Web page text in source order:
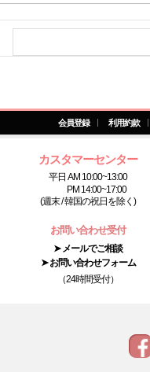
会員登録 利用約款
カスタマーセンター
平日 AM 10:00~13:00
PM 14:00~17:00
(週末 / 韓国の祝日を除く)
お問い合わせ受付
➤ メールでご相談
➤ お問い合わせフォーム
（24時間受付）